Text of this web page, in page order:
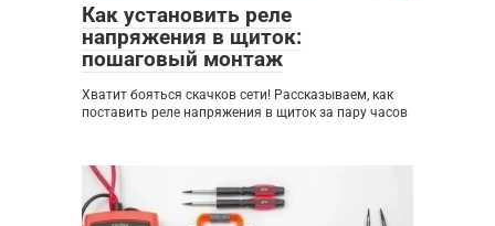
Как установить реле
напряжения в щиток:
пошаговый монтаж
Хватит бояться скачков сети! Рассказываем, как
поставить реле напряжения в щиток за пару часов